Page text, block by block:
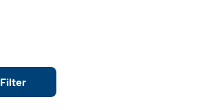
Filter